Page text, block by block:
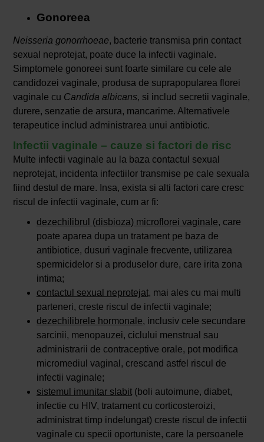
Gonoreea
Neisseria gonorrhoeae, bacterie transmisa prin contact
sexual neprotejat, poate duce la infectii vaginale.
Simptomele gonoreei sunt foarte similare cu cele ale
candidozei vaginale, produsa de suprapopularea florei
vaginale cu Candida albicans, si includ secretii vaginale,
durere, senzatie de arsura, mancarime. Alternativele
terapeutice includ administrarea unui antibiotic.
Infectii vaginale – cauze si factori de risc
Multe infectii vaginale au la baza contactul sexual
neprotejat, incidenta infectiilor transmise pe cale sexuala
fiind destul de mare. Insa, exista si alti factori care cresc
riscul de infectii vaginale, cum ar fi:
dezechilibrul (disbioza) microflorei vaginale, care
poate aparea dupa un tratament pe baza de
antibiotice, dusuri vaginale frecvente, utilizarea
spermicidelor si a produselor dure, care irita zona
intima;
contactul sexual neprotejat, mai ales cu mai multi
parteneri, creste riscul de infectii vaginale;
dezechilibrele hormonale, inclusiv cele secundare
sarcinii, menopauzei, ciclului menstrual sau
administrarii de contraceptive orale, pot modifica
micromediul vaginal, crescand astfel riscul de
infectii vaginale;
sistemul imunitar slabit(boli autoimune, diabet,
infectie cu HIV, tratament cu corticosteroizi,
administrat timp indelungat) creste riscul de infectii
vaginale cu specii oportuniste, care la persoanele